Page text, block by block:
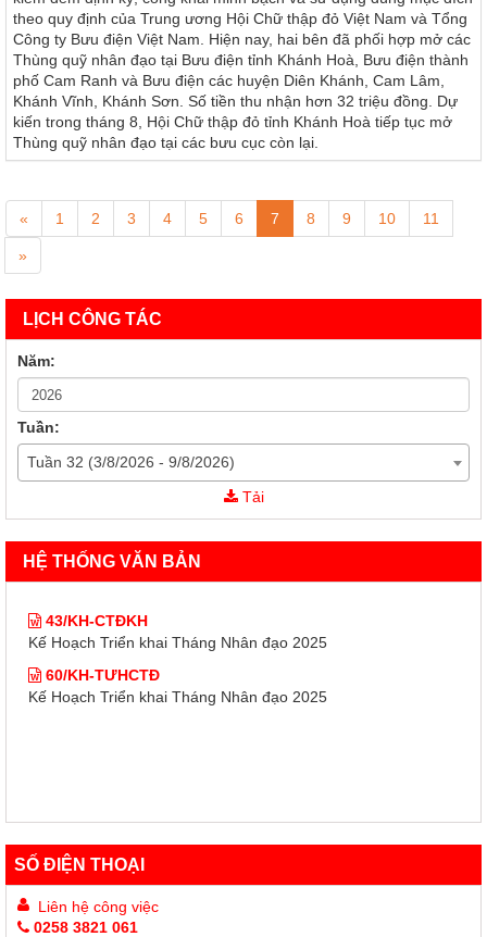
theo quy định của Trung ương Hội Chữ thập đỏ Việt Nam và Tổng
Công ty Bưu điện Việt Nam. Hiện nay, hai bên đã phối hợp mở các
Thùng quỹ nhân đạo tại Bưu điện tỉnh Khánh Hoà, Bưu điện thành
phố Cam Ranh và Bưu điện các huyện Diên Khánh, Cam Lâm,
Khánh Vĩnh, Khánh Sơn. Số tiền thu nhận hơn 32 triệu đồng. Dự
kiến trong tháng 8, Hội Chữ thập đỏ tỉnh Khánh Hoà tiếp tục mở
Thùng quỹ nhân đạo tại các bưu cục còn lại.
« 1 2 3 4 5 6 7 8 9 10 11
»
LỊCH CÔNG TÁC
Năm:
Tuần:
Tuần 32 (3/8/2026 - 9/8/2026)
Tải
HỆ THỐNG VĂN BẢN
60/KH-TƯHCTĐ
Kế Hoạch Triển khai Tháng Nhân đạo 2025
Kế Hoạch Triển khai Tháng Nhân đạo 2025
Kế Hoạch Triển khai Tháng Nhân đạo 2025
SỐ ĐIỆN THOẠI
Liên hệ công việc
0258 3821 061